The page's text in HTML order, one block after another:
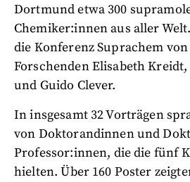
Dortmund etwa 300
Chemiker:innen aus aller
die Konferenz Suprachem
Forschenden Elisabeth
und Guido Clever.
In insgesamt 32 Vorträgen
von Doktorandinnen und
Professor:innen, die die fünf
hielten. Über 160 Poster